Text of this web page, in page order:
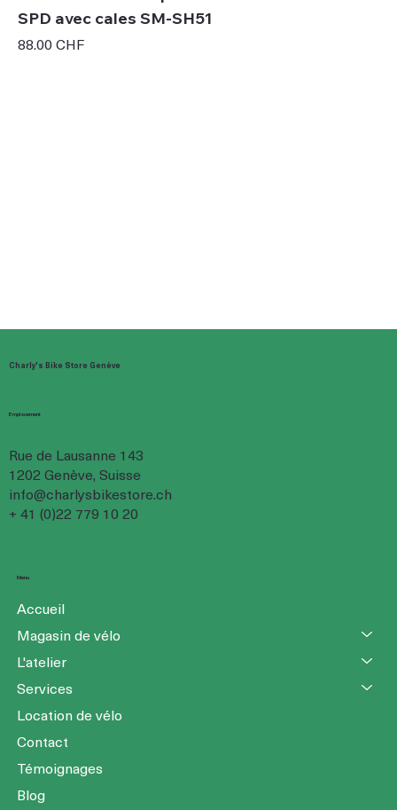
SPD avec cales SM-SH51
Prix
88.00 CHF
Charly's Bike Store Genève
Emplacement
Rue de Lausanne 143
1202 Genève, Suisse
info@charlysbikestore.ch
+ 41 (0)22 779 10 20
Menu
Accueil
Magasin de vélo
L'atelier
Services
Location de vélo
Contact
Témoignages
Blog